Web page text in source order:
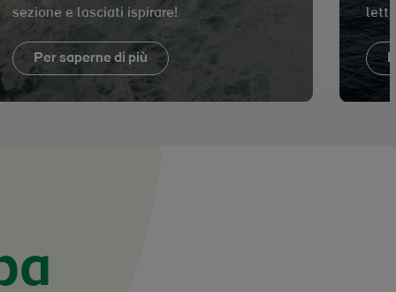
sezione e lasciati ispirare!
Per saperne di più